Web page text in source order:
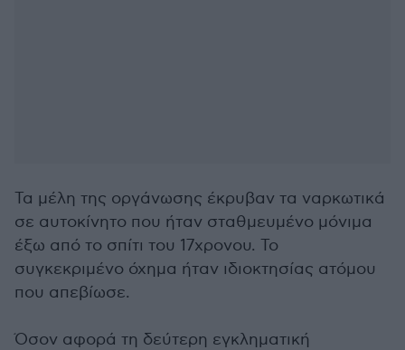
Τα μέλη της οργάνωσης έκρυβαν τα ναρκωτικά
σε αυτοκίνητο που ήταν σταθμευμένο μόνιμα
έξω από το σπίτι του 17χρονου. Το
συγκεκριμένο όχημα ήταν ιδιοκτησίας ατόμου
που απεβίωσε.
Όσον αφορά τη δεύτερη εγκληματική